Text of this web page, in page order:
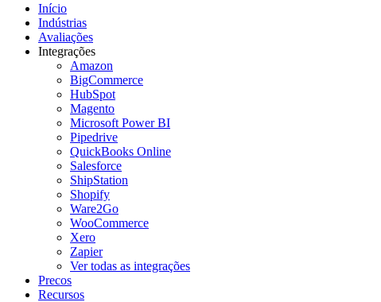
Início
Indústrias
Avaliações
Integrações
Amazon
BigCommerce
HubSpot
Magento
Microsoft Power BI
Pipedrive
QuickBooks Online
Salesforce
ShipStation
Shopify
Ware2Go
WooCommerce
Xero
Zapier
Ver todas as integrações
Precos
Recursos